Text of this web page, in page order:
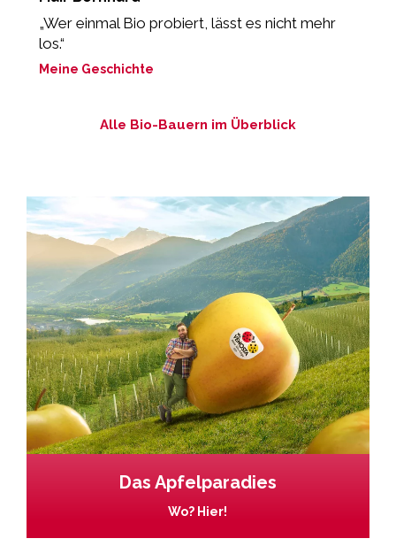
„Wer einmal Bio probiert, lässt es nicht mehr
los.“
Meine Geschichte
Alle Bio-Bauern im Überblick
Das Apfelparadies
Wo? Hier!